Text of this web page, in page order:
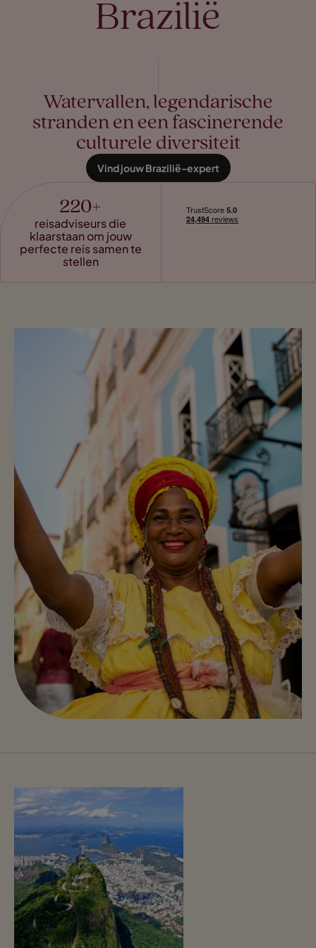
Brazilië
Watervallen, legendarische
stranden en een fascinerende
culturele diversiteit
Vind jouw Brazilië-expert
220+
reisadviseurs die
klaarstaan om jouw
perfecte reis samen te
stellen